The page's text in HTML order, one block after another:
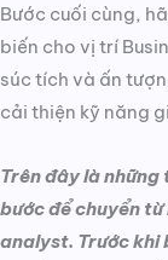
Bước cuối cùng,
biến cho vị trí
súc tích và ấn
cải thiện kỹ năng
Trên đây là
bước để chuyển
analyst. Trước khi